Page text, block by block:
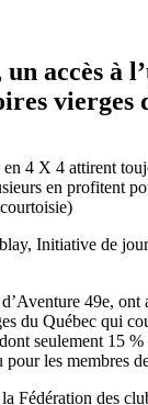
accès à
vierges
en 4 X 4 attirent
en profitent
Initiative de
49e, ont
du Québec qui
seulement 15
les membres
Fédération des